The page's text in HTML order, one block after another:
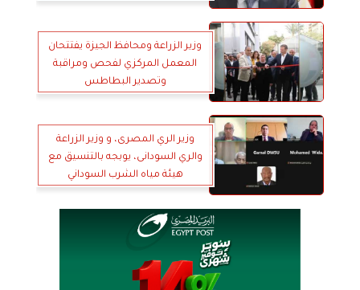
وزير الزراعة ومحافظ الجيزة يفتتحان
المعمل المركزي لفحص ومراقبة
وتصدير البطاطس
وزير الري المصرى، و وزير الزراعة
والري السودانى، يوبجه بالتنسيق مع
هيئة مياه الشرب السوداني